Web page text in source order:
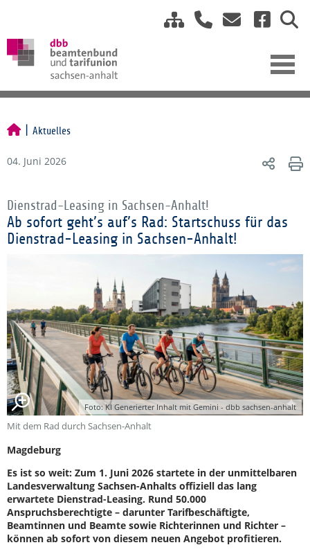
Aktuelles
04. Juni 2026
Dienstrad-Leasing in Sachsen-Anhalt!
Ab sofort geht’s auf’s Rad: Startschuss für das
Dienstrad-Leasing in Sachsen-Anhalt!
Foto: KI Generierter Inhalt mit Gemini - dbb sachsen-anhalt
Mit dem Rad durch Sachsen-Anhalt
Magdeburg
Es ist so weit: Zum 1. Juni 2026 startete in der unmittelbaren
Landesverwaltung Sachsen-Anhalts offiziell das lang
erwartete Dienstrad-Leasing. Rund 50.000
Anspruchsberechtigte – darunter Tarifbeschäftigte,
Beamtinnen und Beamte sowie Richterinnen und Richter –
können ab sofort von diesem neuen Angebot profitieren.